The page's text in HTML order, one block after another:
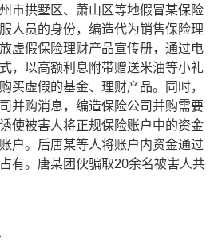
市拱墅区、萧山区等地假冒某保险
人员的身份，编造代为销售保险理
虚假保险理财产品宣传册，通过电
，以高额利息附带赠送米油等小礼
买虚假的基金、理财产品。同时，
并购消息，编造保险公司并购需要
使被害人将正规保险账户中的资金
户。后唐某等人将账户内资金通过
有。唐某团伙骗取20余名被害人共